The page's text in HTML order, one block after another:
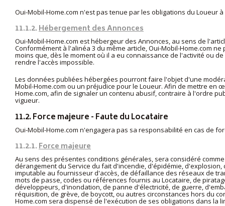
Oui-Mobil-Home.com n'est pas tenue par les obligations du Loueur
11.1.2.Hébergement des Annonces
Oui-Mobil-Home.com est hébergeur des Annonces, au sens de
Conformément à l'alinéa 3 du même article, Oui-Mobil-Home.com
moins que, dès le moment où il a eu connaissance de l'activité ou
rendre l'accès impossible.
Les données publiées hébergées pourront faire l'objet d'une
Mobil-Home.com ou un préjudice pour le Loueur. Afin de mettre
Home.com, afin de signaler un contenu abusif, contraire à l'ordre
vigueur.
11.2. Force majeure - Faute du Locataire
Oui-Mobil-Home.com n'engagera pas sa responsabilité en cas de
11.2.1.Force majeure
Au sens des présentes conditions générales, sera considéré
dérangement du Service du fait d'incendie, d'épidémie,
imputable au fournisseur d'accès, de défaillance des réseaux de
mots de passe, codes ou références fournis au Locataire, de
développeurs, d'inondation, de panne d'électricité, de guerre,
réquisition, de grève, de boycott, ou autres circonstances hors du
Home.com sera dispensé de l'exécution de ses obligations dans la